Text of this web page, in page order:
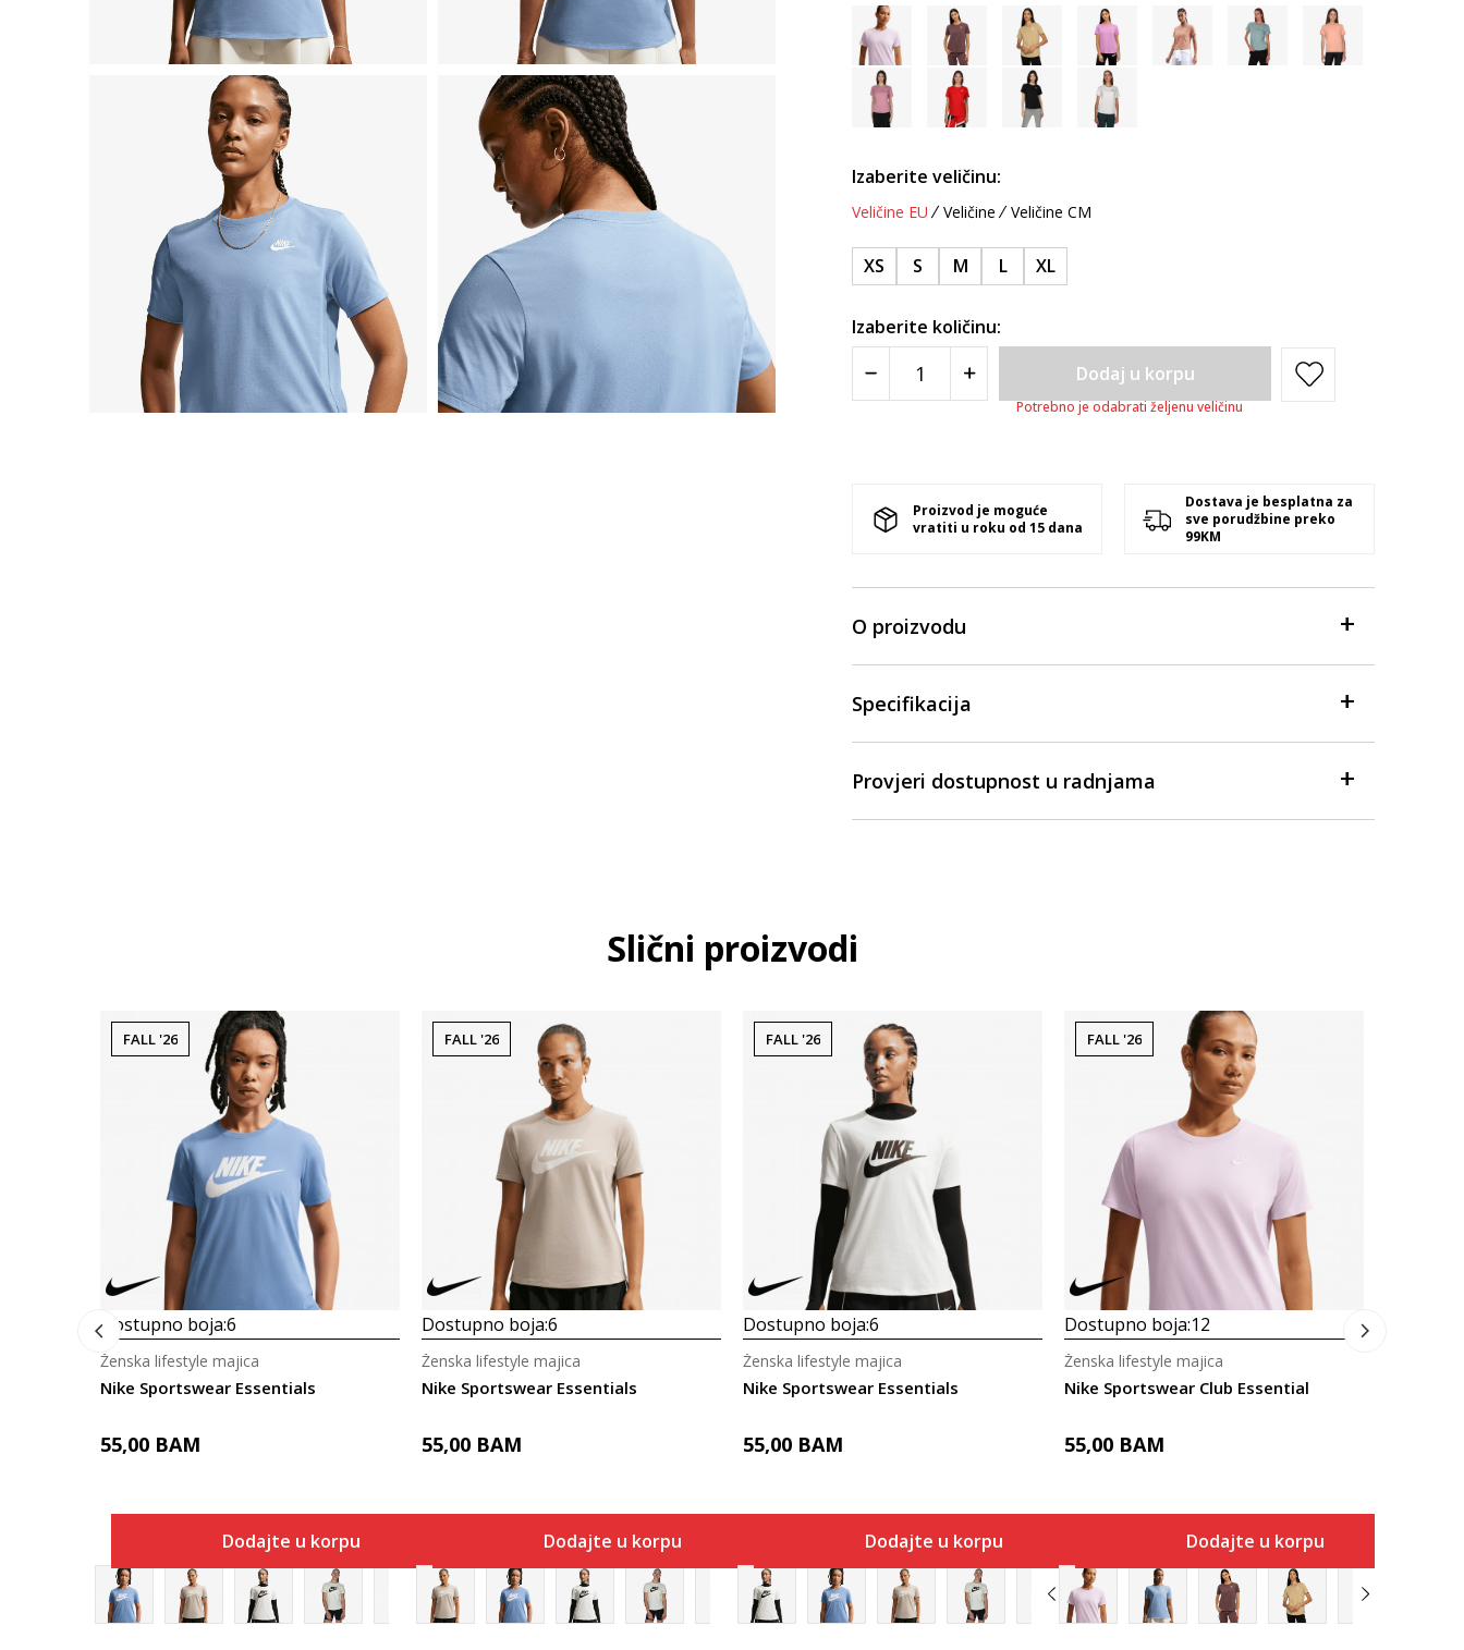
Izaberite veličinu:
Veličine EU Veličine Veličine CM
XS S M L XL
Izaberite količinu:
Dodaj u korpu
Potrebno je odabrati željenu veličinu
Proizvod je moguće
vratiti u roku od 15 dana
Dostava je besplatna za
sve porudžbine preko
99KM
O proizvodu
Specifikacija
Provjeri dostupnost u radnjama
Slični proizvodi
FALL '26
Dostupno boja:6
Nike Sportswear Essentials
Ženska lifestyle majica
55,00 BAM
Dodajte u korpu
FALL '26
Dostupno boja:6
Nike Sportswear Essentials
Ženska lifestyle majica
55,00 BAM
Dodajte u korpu
FALL '26
Dostupno boja:6
Nike Sportswear Essentials
Ženska lifestyle majica
55,00 BAM
Dodajte u korpu
FALL '26
Dostupno boja:12
Nike Sportswear Club Essential
Ženska lifestyle majica
55,00 BAM
Dodajte u korpu